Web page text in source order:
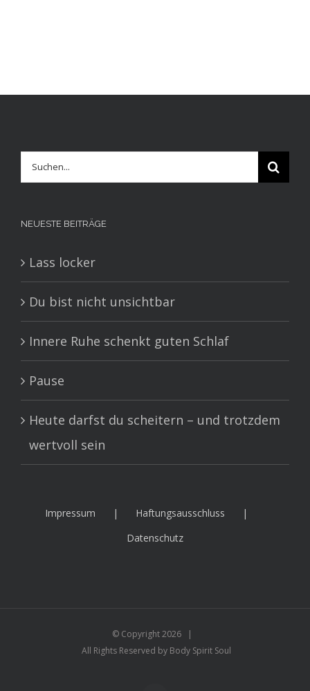
Suche
nach:
NEUESTE BEITRÄGE
Lass locker
Du bist nicht unsichtbar
Innere Ruhe schenkt guten Schlaf
Pause
Heute darfst du scheitern – und trotzdem
wertvoll sein
Impressum
Haftungsausschluss
Datenschutz
© Copyright2026 |
All Rights Reserved by Body Spirit Soul